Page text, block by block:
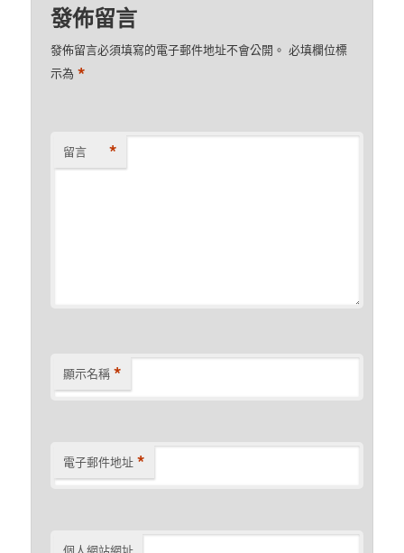
發佈留言
發佈留言必須填寫的電子郵件地址不會公開。 必填欄位標
示為*
留言 *
顯示名稱 *
電子郵件地址 *